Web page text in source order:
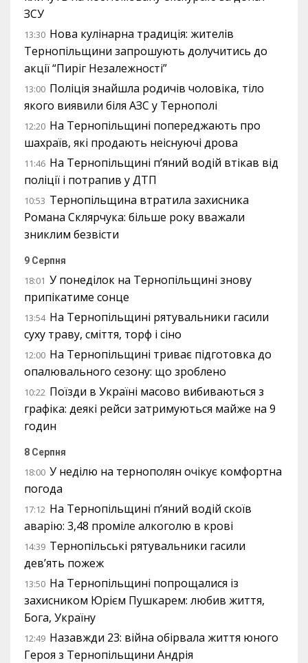
ЗСУ
13:30 Нова кулінарна традиція: жителів
Тернопільщини запрошують долучитись до
акції “Пиріг Незалежності”
13:00 Поліція знайшла родичів чоловіка, тіло
якого виявили біля АЗС у Тернополі
12:20 На Тернопільщині попереджають про
шахраїв, які продають неіснуючі дрова
11:46 На Тернопільщині п’яний водій втікав від
поліції і потрапив у ДТП
10:53 Тернопільщина втратила захисника
Романа Склярчука: більше року вважали
зниклим безвісти
9 Серпня
18:01 У понеділок на Тернопільщині знову
припікатиме сонце
13:54 На Тернопільщині рятувальники гасили
суху траву, сміття, торф і сіно
12:00 На Тернопільщині триває підготовка до
опалювального сезону: що зроблено
10:22 Поїзди в Україні масово вибиваються з
графіка: деякі рейси затримуються майже на 9
годин
8 Серпня
18:00 У неділю на тернополян очікує комфортна
погода
17:12 На Тернопільщині п’яний водій скоїв
аварію: 3,48 проміле алкоголю в крові
14:39 Тернопільські рятувальники гасили
дев’ять пожеж
13:50 На Тернопільщині попрощалися із
захисником Юрієм Пушкарем: любив життя,
Бога, Україну
12:49 Назавжди 23: війна обірвала життя юного
Героя з Тернопільщини Андрія